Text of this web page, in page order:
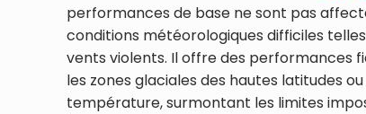
performances de base ne sont pas
conditions météorologiques difficiles
vents violents. Il offre des performances
les zones glaciales des hautes latitudes
température, surmontant les limites